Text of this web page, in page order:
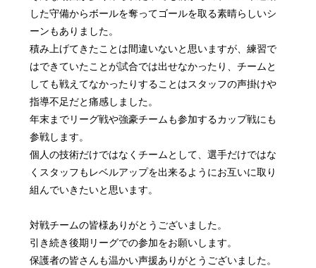
した守備からボールを奪ってゴールを取る素晴らしいシ
ーンもありました。
積み上げてきたことは間違いないと思いますが、練習で
はできていたことが試合では出せなかったり、チームと
しても戦えてなかったりすることはスタッフの声掛けや
指導不足だと痛感しました。
年末までリーグ戦や強豪チームも参加するカップ戦にも
参戦します。
個人の技術だけではなくチームとして、選手だけではな
くスタッフもレベルアップを出来るようにお互いに取り
組んでいきたいと思います。
対戦チームの皆様ありがとうございました。
引き続き後期リーグでの参加をお願いします。
保護者の皆さんも温かい声援ありがとうございました。